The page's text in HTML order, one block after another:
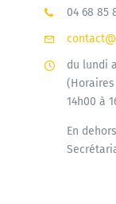
04 68 85
du lundi
14h00 à
En